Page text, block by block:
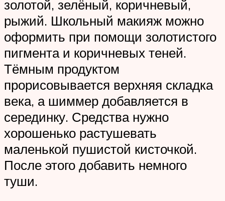
золотой, зелёный, коричневый,
рыжий. Школьный макияж можно
оформить при помощи золотистого
пигмента и коричневых теней.
Тёмным продуктом
прорисовывается верхняя складка
века, а шиммер добавляется в
серединку. Средства нужно
хорошенько растушевать
маленькой пушистой кисточкой.
После этого добавить немного
туши.